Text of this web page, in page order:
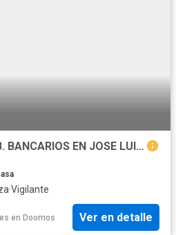
ALQUILO CASA EN URB. BANCARIOS EN JOSE LUIS BUSTAMANTE Y RIVERO
·Vigilante
en Doomos Ver en detalle